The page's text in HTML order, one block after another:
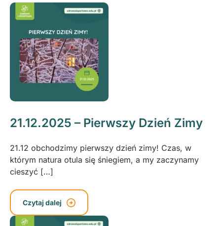
21.12.2025 – Pierwszy Dzień Zimy
21.12 obchodzimy pierwszy dzień zimy! Czas, w
którym natura otula się śniegiem, a my zaczynamy
cieszyć […]
Czytaj dalej